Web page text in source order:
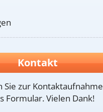
Kontakt
Sie zur Kontaktaufnahme
Formular. Vielen Dank!